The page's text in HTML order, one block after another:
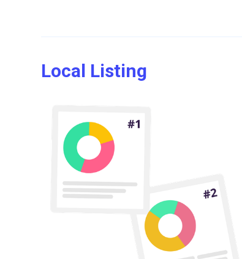
Local Listing